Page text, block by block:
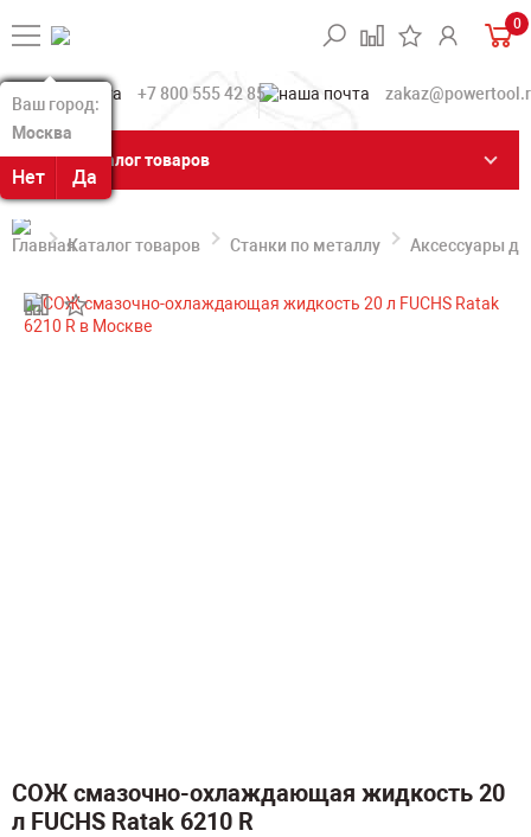
Ваш город:
Москва
Нет Да
Ваш город:
Москва
Нет Да
0
+7 800 555 42 85
Каталог товаров
Каталог товаров Станки по металлу Аксессуары
СОЖ смазочно-охлаждающая жидкость 20
л FUCHS Ratak 6210 R